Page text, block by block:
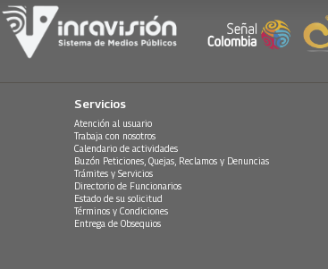
Servicios
Atención al usuario
Trabaja con nosotros
Calendario de actividades
Buzón Peticiones, Quejas, Reclamos y Denuncias
Trámites y Servicios
Directorio de Funcionarios
Estado de su solicitud
Términos y Condiciones
Entrega de Obsequios